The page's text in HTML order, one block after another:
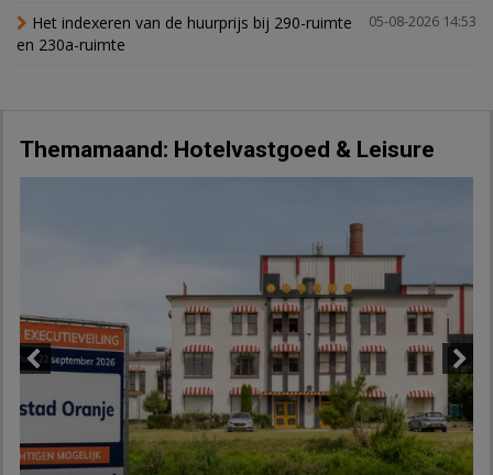
05-08-2026 14:53
Het indexeren van de huurprijs bij 290-ruimte
en 230a-ruimte
Themamaand: Hotelvastgoed & Leisure
Next